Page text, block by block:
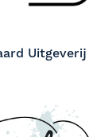
Uitgeverij